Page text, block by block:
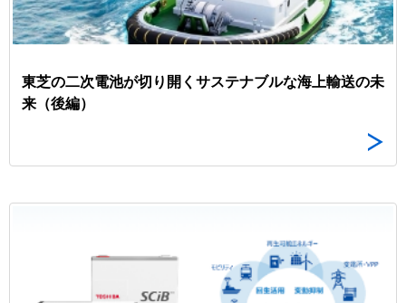
東芝の二次電池が切り開くサステナブルな海上輸送の未
来（後編）